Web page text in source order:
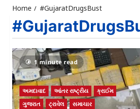
Home #GujaratDrugsBust
1 minute read
અમદાવાદ આંતર રાષ્ટ્રીય
ક્રાઈમ
ગુજરાત
ટ્રાવેલ સમાચાર